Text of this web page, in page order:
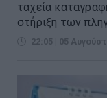
ταχεία
στήριξη των
22:05 | 05